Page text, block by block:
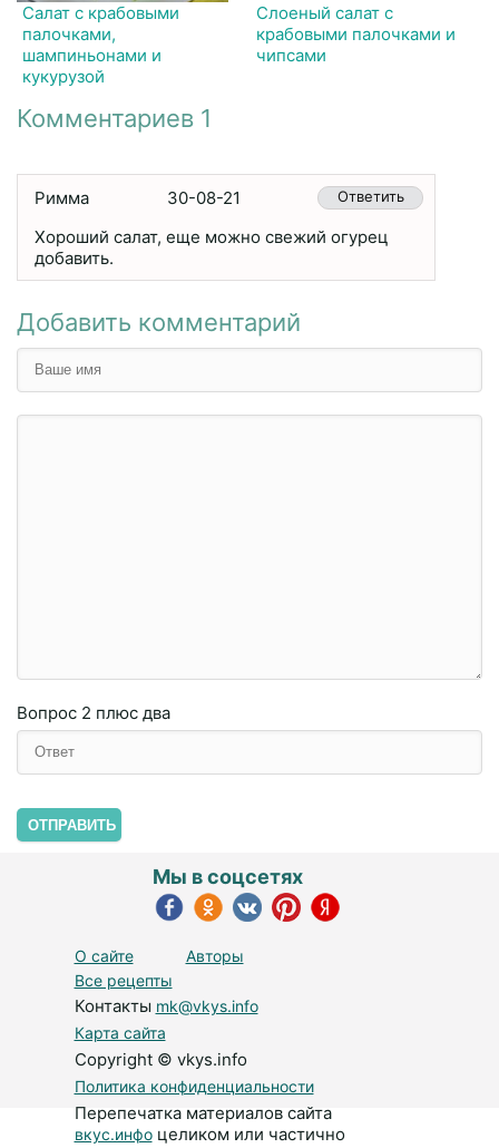
Салат с крабовыми
палочками,
шампиньонами и
кукурузой
Слоеный салат с
крабовыми палочками и
чипсами
Комментариев 1
Римма 30-08-21 Ответить
Хороший салат, еще можно свежий огурец
добавить.
Добавить комментарий
Вопрос 2 плюc двa
ОТПРАВИТЬ
О сайте
Авторы
Все рецепты
Контакты mk@vkys.info
Карта сайта
Copyright © vkys.info
Политика конфиденциальности
Перепечатка материалов сайта
вкус.инфоцеликом или частично
Мы в соцсетях